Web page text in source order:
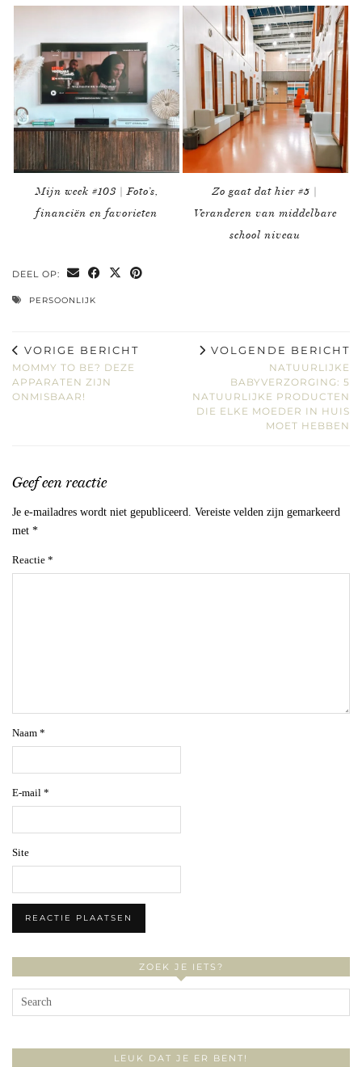
Mijn week #103 | Foto’s,
financiën en favorieten
Zo gaat dat hier #5 |
Veranderen van middelbare
school niveau
DEEL OP:
PERSOONLIJK
VORIGE BERICHT
MOMMY TO BE? DEZE
APPARATEN ZIJN
ONMISBAAR!
VOLGENDE BERICHT
NATUURLIJKE
BABYVERZORGING: 5
NATUURLIJKE PRODUCTEN
DIE ELKE MOEDER IN HUIS
MOET HEBBEN
Geef een reactie
Je e-mailadres wordt niet gepubliceerd. Vereiste velden zijn gemarkeerd
met *
Reactie *
Naam *
E-mail *
Site
ZOEK JE IETS?
LEUK DAT JE ER BENT!